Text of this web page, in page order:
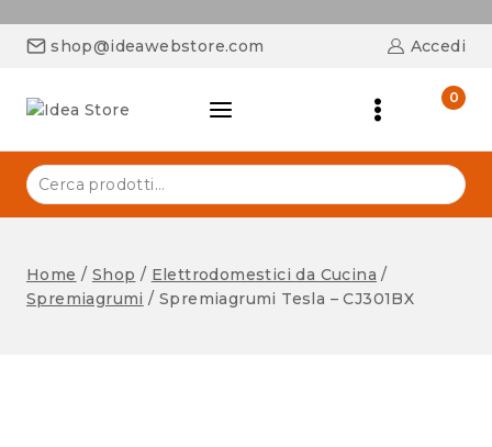
shop@ideawebstore.com Accedi
0
Home / Shop / Elettrodomestici da Cucina /
Spremiagrumi / Spremiagrumi Tesla – CJ301BX